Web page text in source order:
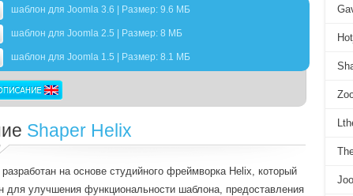
шаблон для Joomla 3.6 | Размер: 9.6 МБ
шаблон для Joomla 2.5 | Размер: 8 МБ
шаблон для Joomla 1.5 | Размер: 8.1 МБ
Shaper Helix
на основе студийного фреймворка Helix, который
для улучшения функциональности шаблона, предоставления